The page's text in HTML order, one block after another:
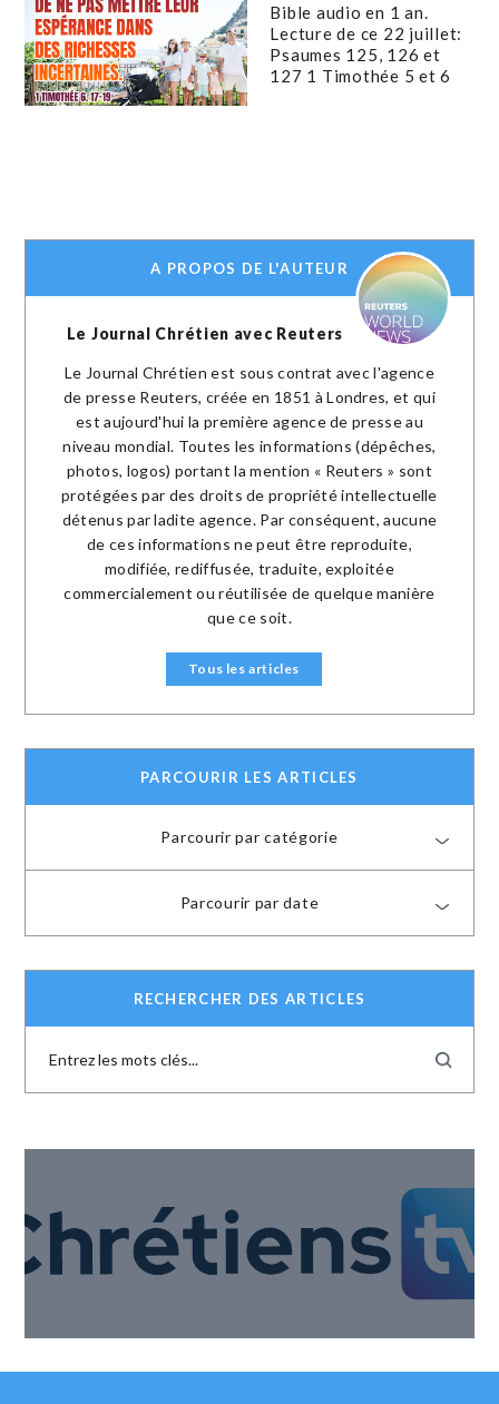
Bible audio en 1 an.
Lecture de ce 22 juillet:
Psaumes 125, 126 et
127 1 Timothée 5 et 6
A PROPOS DE L'AUTEUR
Le Journal Chrétien avec Reuters
Le Journal Chrétien est sous contrat avec l'agence
de presse Reuters, créée en 1851 à Londres, et qui
est aujourd'hui la première agence de presse au
niveau mondial. Toutes les informations (dépêches,
photos, logos) portant la mention « Reuters » sont
protégées par des droits de propriété intellectuelle
détenus par ladite agence. Par conséquent, aucune
de ces informations ne peut être reproduite,
modifiée, rediffusée, traduite, exploitée
commercialement ou réutilisée de quelque manière
que ce soit.
Tous les articles
PARCOURIR LES ARTICLES
Parcourir par catégorie
Parcourir par date
RECHERCHER DES ARTICLES